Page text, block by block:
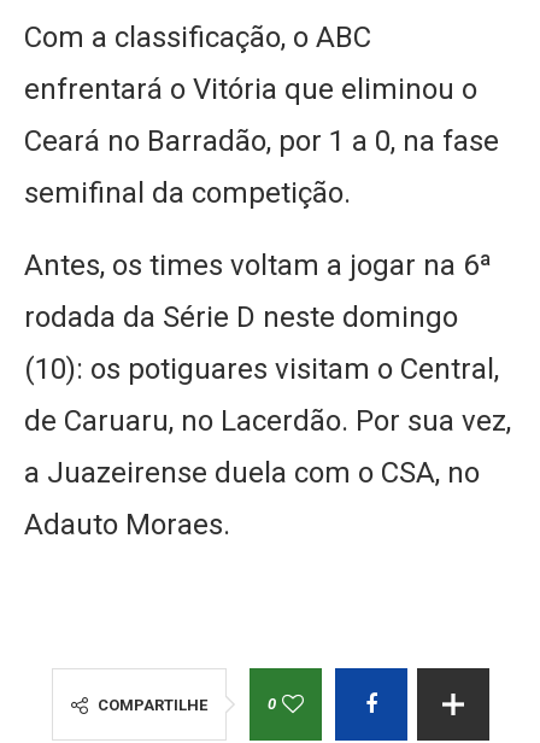
Com a classificação, o ABC
enfrentará o Vitória que eliminou o
Ceará no Barradão, por 1 a 0, na fase
semifinal da competição.
Antes, os times voltam a jogar na 6ª
rodada da Série D neste domingo
(10): os potiguares visitam o Central,
de Caruaru, no Lacerdão. Por sua vez,
a Juazeirense duela com o CSA, no
Adauto Moraes.
COMPARTILHE 0